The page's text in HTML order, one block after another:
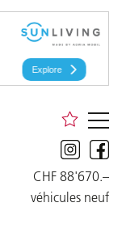
CHF 88'670.–
véhicules neuf